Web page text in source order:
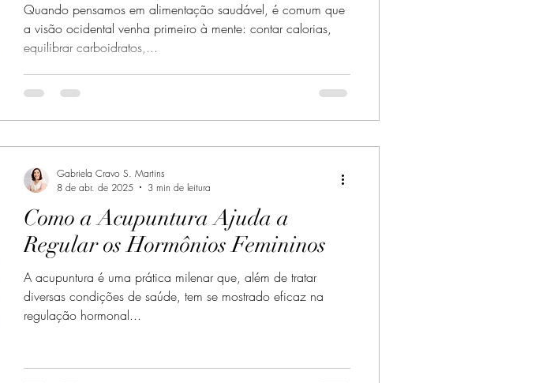
Quando pensamos em alimentação saudável, é comum que
a visão ocidental venha primeiro à mente: contar calorias,
equilibrar carboidratos,...
Como a Acupuntura Ajuda a
Regular os Hormônios Femininos
A acupuntura é uma prática milenar que, além de tratar
diversas condições de saúde, tem se mostrado eficaz na
regulação hormonal...
Gabriela Cravo S. Martins
8 de abr. de 2025
3 min de leitura